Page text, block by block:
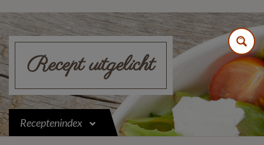
Recept uitgelicht
Receptenindex